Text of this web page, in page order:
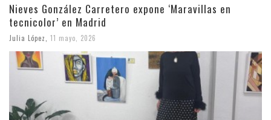
Nieves González Carretero expone ‘Maravillas en
tecnicolor’ en Madrid
Julia López 11 mayo, 2026